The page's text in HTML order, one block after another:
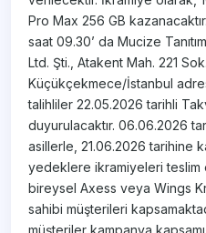
Pro Max 256 GB
saat 09.30’ da Mucize
Ltd. Şti., Atakent Mah. 221
Küçükçekmece/İstanbul
talihliler 22.05.2026 tarihli
duyurulacaktır. 06.06.2026
asillerle, 21.06.2026 tarihine
yedeklere ikramiyeleri teslim
bireysel Axess veya Wings
sahibi müşterileri